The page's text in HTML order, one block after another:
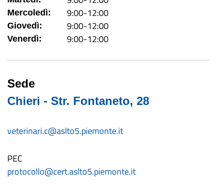
Mercoledì: 9:00-12:00
Giovedì: 9:00-12:00
Venerdì: 9:00-12:00
Sede
Chieri - Str. Fontaneto, 28
veterinari.c@aslto5.piemonte.it
PEC
protocollo@cert.aslto5.piemonte.it